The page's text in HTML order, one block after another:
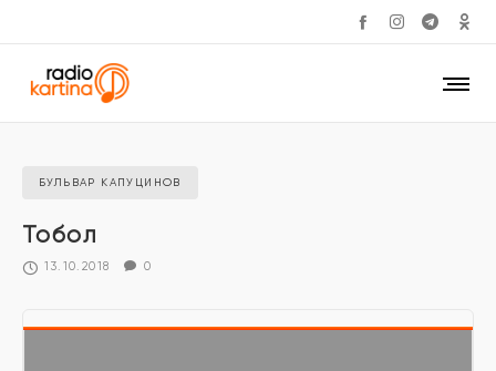
БУЛЬВАР КАПУЦИНОВ
Тобол
13.10.2018 0